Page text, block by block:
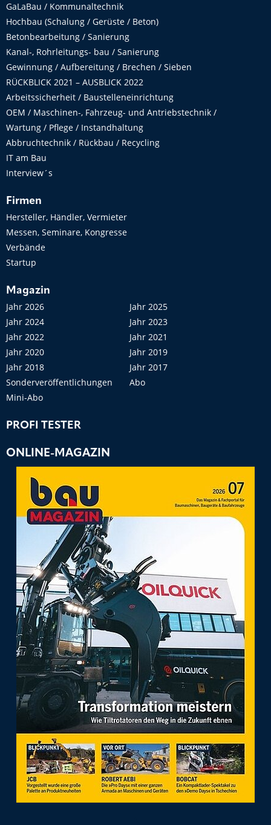
GaLaBau / Kommunaltechnik
Hochbau (Schalung / Gerüste / Beton)
Betonbearbeitung / Sanierung
Kanal-, Rohrleitungs- bau / Sanierung
Gewinnung / Aufbereitung / Brechen / Sieben
RÜCKBLICK 2021 – AUSBLICK 2022
Arbeitssicherheit / Baustelleneinrichtung
OEM / Maschinen-, Fahrzeug- und Antriebstechnik /
Wartung / Pflege / Instandhaltung
Abbruchtechnik / Rückbau / Recycling
IT am Bau
Interview´s
Firmen
Hersteller, Händler, Vermieter
Messen, Seminare, Kongresse
Verbände
Startup
Magazin
Jahr 2026
Jahr 2025
Jahr 2024
Jahr 2023
Jahr 2022
Jahr 2021
Jahr 2020
Jahr 2019
Jahr 2018
Jahr 2017
Sonderveröffentlichungen
Abo
Mini-Abo
PROFI TESTER
ONLINE-MAGAZIN